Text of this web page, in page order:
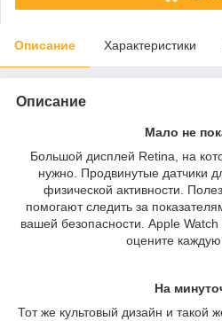
Описание Характеристики
Описание
Мало не
Большой дисплей Retina, на
нужно. Продвинутые датчики
физической активности.
помогают следить за
вашей безопасности. Apple
оцените каждую
На
Тот же культовый дизайн и такой